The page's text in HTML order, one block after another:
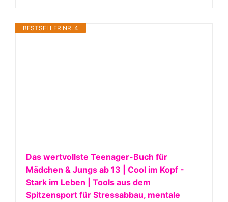
BESTSELLER NR. 4
Das wertvollste Teenager-Buch für
Mädchen & Jungs ab 13 | Cool im Kopf -
Stark im Leben | Tools aus dem
Spitzensport für Stressabbau, mentale